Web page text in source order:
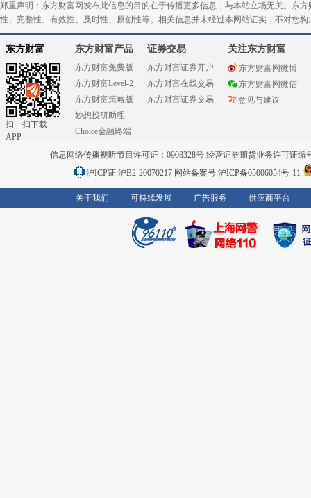
郑重声明：东方财富网发布此信息的目的在于传播更多信息，与本站立场无关。东
性、完整性、有效性、及时性、原创性等。相关信息并未经过本网站证实，不对您
东方财富
扫一扫下载
APP
东方财富产品
东方财富免费版
东方财富Level-2
东方财富策略版
妙想投研助理
Choice金融终端
证券交易
东方财富证券开户
东方财富在线交易
东方财富证券交易
关注东方财富
东方财富网微博
东方财富网微信
意见与建议
信息网络传播视听节目许可证：0908328号 经营证券期货业务许可证编
沪ICP证:沪B2-20070217 网站备案号:沪ICP备05006054号-11
关于我们 可持续发展 广告服务 供应商平台